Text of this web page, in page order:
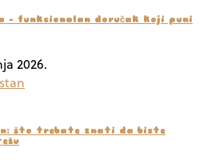
– funkcionalan doručak koji puni
2026.
što trebate znati da biste